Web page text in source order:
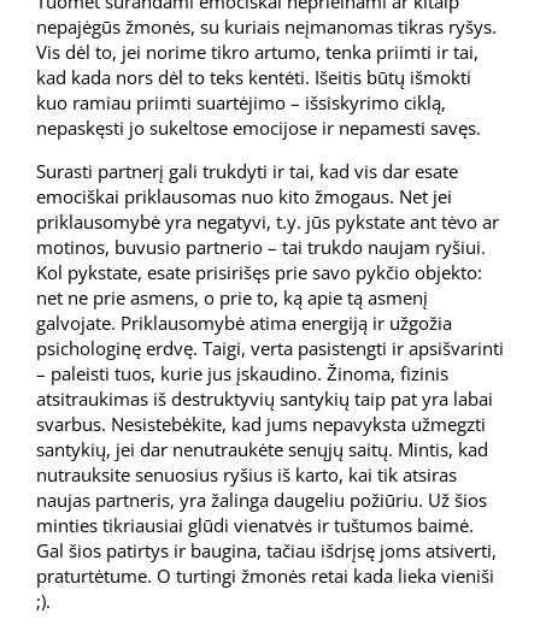
nepajėgūs žmonės, su kuriais neįmanomas tikras ryšys.
Vis dėl to, jei norime tikro artumo, tenka priimti ir tai,
kad kada nors dėl to teks kentėti. Išeitis būtų išmokti
kuo ramiau priimti suartėjimo – išsiskyrimo ciklą,
nepaskęsti jo sukeltose emocijose ir nepamesti savęs.
Surasti partnerį gali trukdyti ir tai, kad vis dar esate
emociškai priklausomas nuo kito žmogaus. Net jei
priklausomybė yra negatyvi, t.y. jūs pykstate ant tėvo ar
motinos, buvusio partnerio – tai trukdo naujam ryšiui.
Kol pykstate, esate prisirišęs prie savo pykčio objekto:
net ne prie asmens, o prie to, ką apie tą asmenį
galvojate. Priklausomybė atima energiją ir užgožia
psichologinę erdvę. Taigi, verta pasistengti ir apsišvarinti
– paleisti tuos, kurie jus įskaudino. Žinoma, fizinis
atsitraukimas iš destruktyvių santykių taip pat yra labai
svarbus. Nesistebėkite, kad jums nepavyksta užmegzti
santykių, jei dar nenutraukėte senųjų saitų. Mintis, kad
nutrauksite senuosius ryšius iš karto, kai tik atsiras
naujas partneris, yra žalinga daugeliu požiūriu. Už šios
minties tikriausiai glūdi vienatvės ir tuštumos baimė.
Gal šios patirtys ir baugina, tačiau išdrįsę joms atsiverti,
praturtėtume. O turtingi žmonės retai kada lieka vieniši
;).